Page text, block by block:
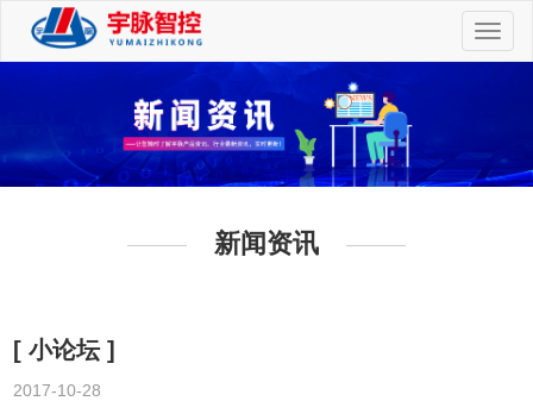
切
换
新闻资讯
[ 小论坛 ]
2017-10-28